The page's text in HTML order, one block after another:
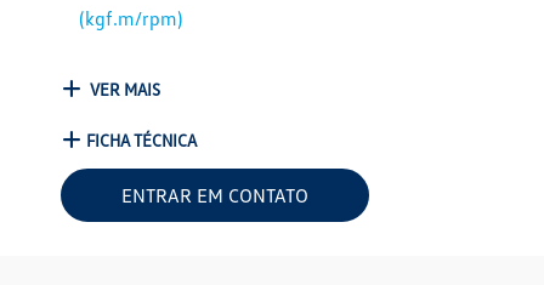
(kgf.m/rpm)
VER MAIS
FICHA TÉCNICA
ENTRAR EM CONTATO